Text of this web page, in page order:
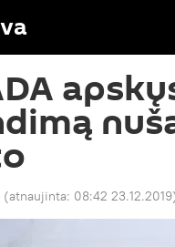
(atnaujinta: 08:42 23.12.2019